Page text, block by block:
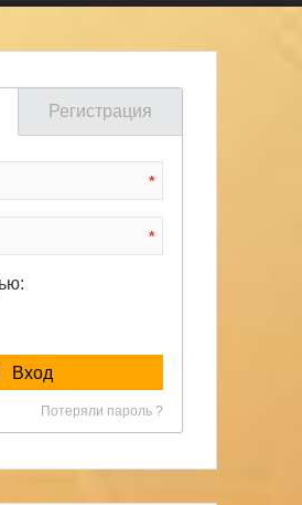
Регистрация
*
*
Вход
Потеряли пароль ?